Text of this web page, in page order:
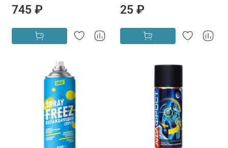
745 ₽ 25 ₽